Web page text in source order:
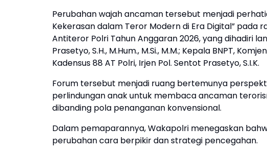
Perubahan wajah ancaman tersebut menjadi
Kekerasan dalam Teror Modern di Era Digital” pada
Antiteror Polri Tahun Anggaran 2026, yang dihadiri
Prasetyo, S.H., M.Hum., M.Si., M.M.; Kepala BNPT,
Kadensus 88 AT Polri, Irjen Pol. Sentot Prasetyo, S.I.K.
Forum tersebut menjadi ruang bertemunya
perlindungan anak untuk membaca ancaman
dibanding pola penanganan konvensional.
Dalam pemaparannya, Wakapolri menegaskan
perubahan cara berpikir dan strategi pencegahan.